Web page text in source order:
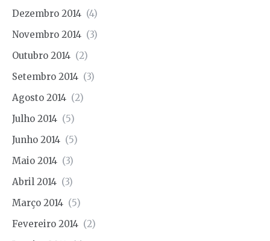
Dezembro 2014 (4)
Novembro 2014 (3)
Outubro 2014 (2)
Setembro 2014 (3)
Agosto 2014 (2)
Julho 2014 (5)
Junho 2014 (5)
Maio 2014 (3)
Abril 2014 (3)
Março 2014 (5)
Fevereiro 2014 (2)